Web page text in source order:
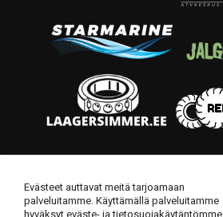
Evästeet auttavat meitä tarjoamaan
palveluitamme. Käyttämällä palveluitamme